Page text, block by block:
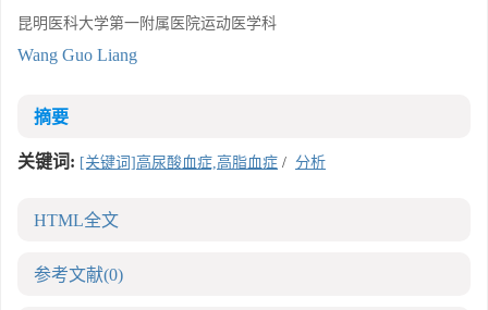
昆明医科大学第一附属医院运动医学科
Wang Guo Liang
摘要
关键词: [关键词]高尿酸血症,高脂血症 / 分析
HTML全文
参考文献(0)